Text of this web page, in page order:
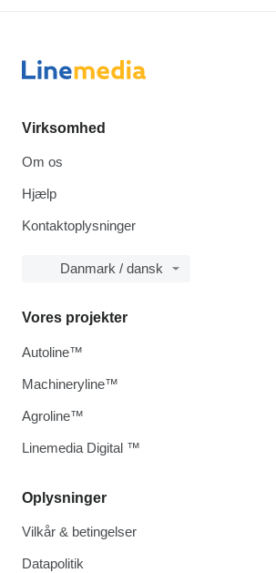
Virksomhed
Om os
Hjælp
Kontaktoplysninger
Danmark / dansk
Oplysninger
Vilkår & betingelser
Datapolitik
Vores projekter
Autoline™
Machineryline™
Agroline™
Linemedia Digital ™